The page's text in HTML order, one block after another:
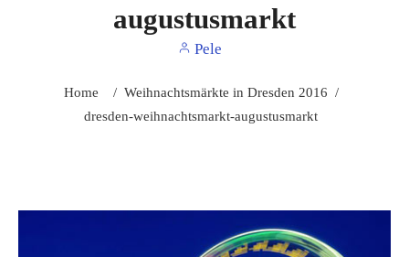
augustusmarkt
Pele
Home / Weihnachtsmärkte in Dresden 2016 /
dresden-weihnachtsmarkt-augustusmarkt